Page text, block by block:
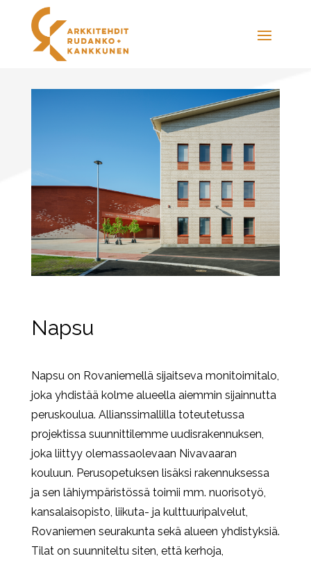
Napsu
Napsu on Rovaniemellä sijaitseva monitoimitalo,
joka yhdistää kolme alueella aiemmin sijainnutta
peruskoulua. Allianssimallilla toteutetussa
projektissa suunnittilemme uudisrakennuksen,
joka liittyy olemassaolevaan Nivavaaran
kouluun. Perusopetuksen lisäksi rakennuksessa
ja sen lähiympäristössä toimii mm. nuorisotyö,
kansalaisopisto, liikuta- ja kulttuuripalvelut,
Rovaniemen seurakunta sekä alueen yhdistyksiä.
Tilat on suunniteltu siten, että kerhoja,